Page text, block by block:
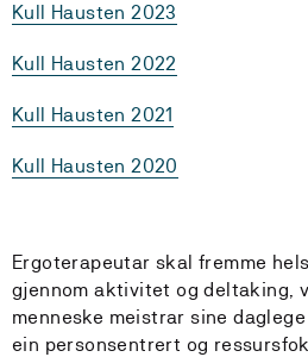
Kull Hausten 2023
Kull Hausten 2022
Kull Hausten 2021
Kull Hausten 2020
Ergoterapeutar skal fremme
gjennom aktivitet og deltaking,
menneske meistrar sine
ein personsentrert og